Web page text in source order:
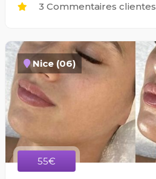
3 Commentaires clientes
Nice (06)
55€